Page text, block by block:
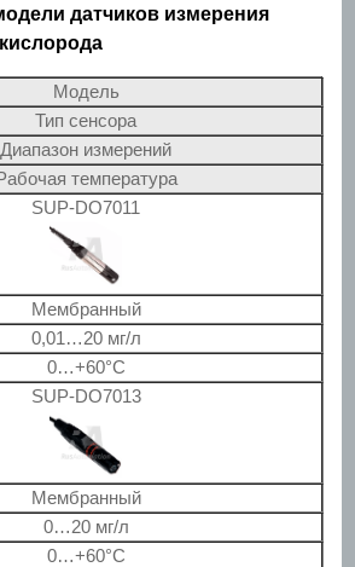
датчиков измерения
Модель
Тип сенсора
Диапазон измерений
температура
SUP-DO7011
Мембранный
0,01…20 мг/л
0…+60°С
SUP-DO7013
Мембранный
0…20 мг/л
0…+60°С